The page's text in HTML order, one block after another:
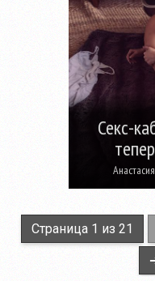
Секс-
Страница 1 из 21